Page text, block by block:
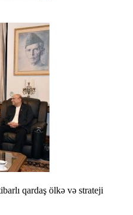
qardaş ölkə və strateji